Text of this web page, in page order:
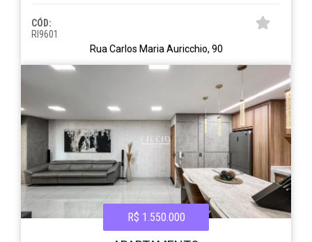
CÓD:
RI9601
Rua Carlos Maria Auricchio, 90
R$ 1.550.000